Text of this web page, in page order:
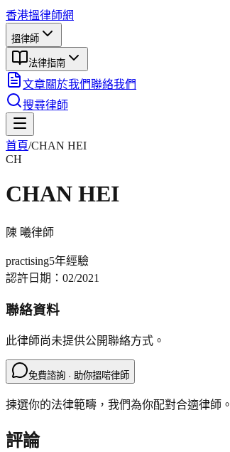
香港搵律師網
搵律師
法律指南
文章關於我們聯絡我們
搜尋律師
首頁/CHAN HEI
CH
CHAN HEI
陳 曦律師
practising5年經驗
認許日期： 02/2021
聯絡資料
此律師尚未提供公開聯絡方式。
免費諮詢 · 助你搵啱律師
揀選你的法律範疇，我們為你配對合適律師。
評論